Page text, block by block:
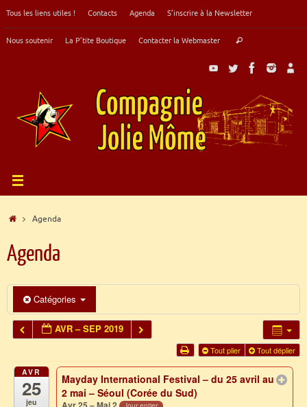
au
Tous les liens utiles ! Contacts Agenda S’inscrire à la Newsletter
Nous soutenir La P’tite Boutique Contacter la Webmaster Rechercher
Accueil
Agenda
Agenda
Catégories
AVR – SEP 2019
Tout plier Tout déplier
AVR
25
jeu
Mayday International Festival – du 25 avril au
2 mai – Séoul (Corée du Sud)